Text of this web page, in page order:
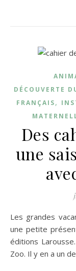
DÉCOUVERTE
FRANÇAIS,
Des
une
Les grandes vacances approchants à grands pas, encore
une petite
éditions
Zoo. Il y en a un